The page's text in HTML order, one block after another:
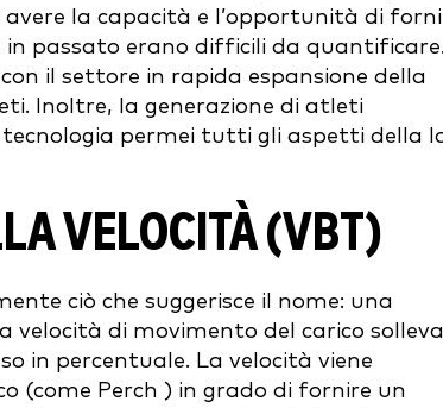
la capacità e l’opportunità di
passato erano difficili da quantificare.
il settore in rapida espansione della
Inoltre, la generazione di atleti
permei tutti gli aspetti della
VELOCITÀ (VBT)
ciò che suggerisce il nome: una
velocità di movimento del carico
in percentuale. La velocità viene
(come Perch ) in grado di fornire un